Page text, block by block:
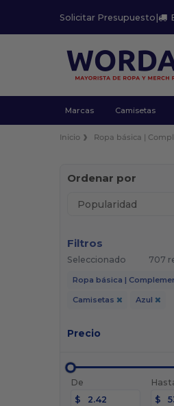
Solicitar Presupuesto |
Marcas Camisetas
Inicio Ropa básica |
Ordenar por
Filtros
Seleccionado
707
Ropa básica |
Camisetas Azul
Precio
De
$
$